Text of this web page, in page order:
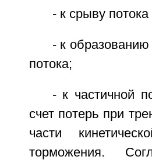
- к срыву
- к
потока;
- к частичной
счет потерь при
части
торможения.